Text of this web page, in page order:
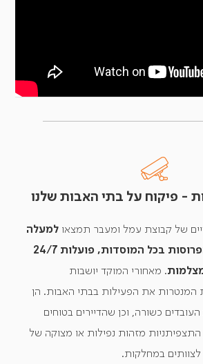
- פיקוח על בתי האבות שלנו
של קבוצת עמל ומעבר תמצאולמעלה
מ-600 מצלמות הפרוסות בכל המוסדות, פועלות 24/7
. מאחורי המוקד יושבות
המנטרות את הפעילות בבתי האבות. הן
כשורה, וכן שהדיירים בטוחים
התצפיתניות מזהות נפילות או מצוקה של
לצוותים במחלקות.